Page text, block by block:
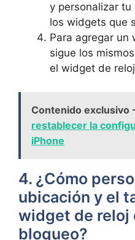
⁣y personalizar
los widgets que
Para agregar un
sigue los
el widget de
Contenido exclusivo
restablecer la
iPhone
4. ¿Cómo
ubicación y el
widget de reloj
bloqueo?